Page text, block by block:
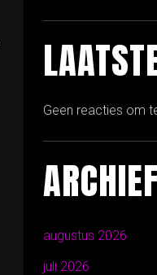
Geen reacties om
ARCHIEF
augustus 2026
juli 2026